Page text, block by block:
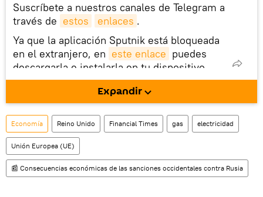
Suscríbete a nuestros canales de Telegram a
través de estos enlaces .
Ya que la aplicación Sputnik está bloqueada
en el extranjero, en este enlace puedes
descargarla e instalarla en tu dispositivo
móvil (¡solo para Android!).
También tenemos una cuenta en la red
social rusa VK .
Expandir
Economía Reino Unido Financial Times gas electricidad
Unión Europea (UE)
📰 Consecuencias económicas de las sanciones occidentales contra Rusia